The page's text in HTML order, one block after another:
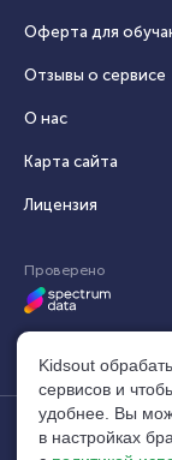
Оферта для
Отзывы о сервисе
О нас
Карта сайта
Лицензия
Проверено
© 2014–2026,
Kidsout
сервисов и
удобнее. Вы
в настройках